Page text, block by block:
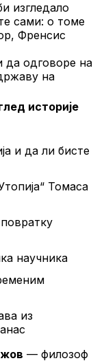
изгледало
сами: о томе
Френсис
да одговоре на
на
историје
и да ли бисте
Томаса
научника
из
— филозоф